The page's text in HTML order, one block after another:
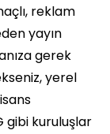
reklam
yayın
gerek
yerel
gibi kuruluşlar